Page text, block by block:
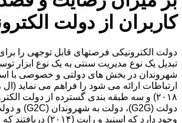
کاربران از دولت
دولت الکترونیکی فرصتهای قابل توجهی را
تبدیل یک نوع مدیریت سنتی به یک نوع ابزار
شهروندان در بخش های دولتی و خصوصی با
ارتباطات ارائه می شود را فراهم می نماید (ال
۲۰۱۸) و سه طبقه بندی گسترده از دولت
وجود دارد که اسنید و رایت